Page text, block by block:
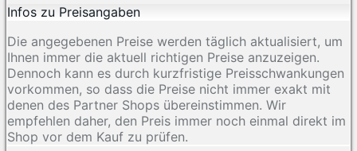
Infos zu Preisangaben
Die angegebenen Preise werden täglich aktualisiert, um
Ihnen immer die aktuell richtigen Preise anzuzeigen.
Dennoch kann es durch kurzfristige Preisschwankungen
vorkommen, so dass die Preise nicht immer exakt mit
denen des Partner Shops übereinstimmen. Wir
empfehlen daher, den Preis immer noch einmal direkt im
Shop vor dem Kauf zu prüfen.